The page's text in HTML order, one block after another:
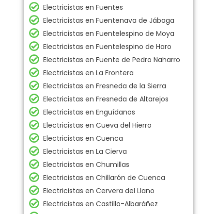
Electricistas en Fuentes
Electricistas en Fuentenava de Jábaga
Electricistas en Fuentelespino de Moya
Electricistas en Fuentelespino de Haro
Electricistas en Fuente de Pedro Naharro
Electricistas en La Frontera
Electricistas en Fresneda de la Sierra
Electricistas en Fresneda de Altarejos
Electricistas en Enguídanos
Electricistas en Cueva del Hierro
Electricistas en Cuenca
Electricistas en La Cierva
Electricistas en Chumillas
Electricistas en Chillarón de Cuenca
Electricistas en Cervera del Llano
Electricistas en Castillo-Albaráñez